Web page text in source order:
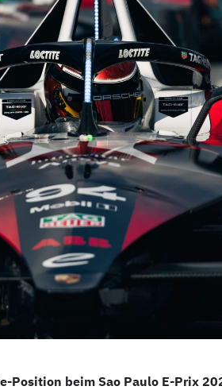
Position beim Sao Paulo E-Prix